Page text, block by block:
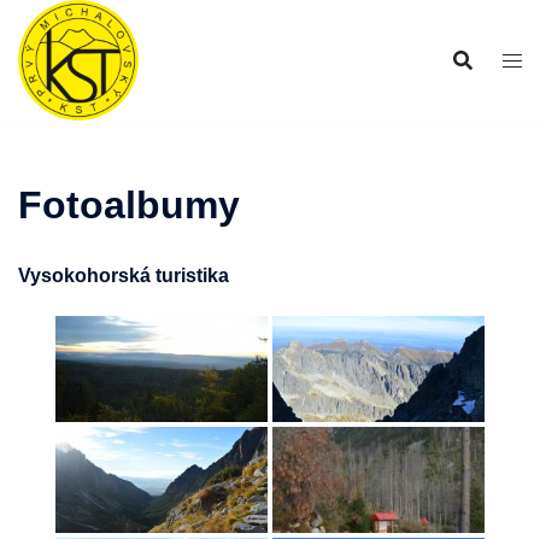
Preskočiť
obsah
Fotoalbumy
Vysokohorská turistika